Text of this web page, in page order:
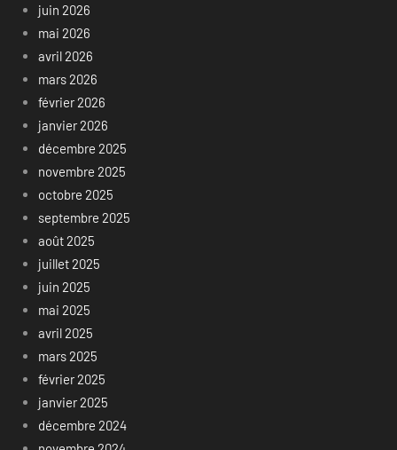
juin 2026
mai 2026
avril 2026
mars 2026
février 2026
janvier 2026
décembre 2025
novembre 2025
octobre 2025
septembre 2025
août 2025
juillet 2025
juin 2025
mai 2025
avril 2025
mars 2025
février 2025
janvier 2025
décembre 2024